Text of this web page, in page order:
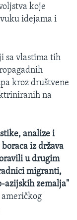
koje
idejama i
sa vlastima tih
kroz društvene
na
analize i
iz država
u drugim
migranti,
azijskih zemalja"